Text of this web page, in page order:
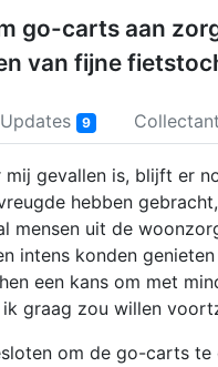
go-carts aan
van fijne
Updates 9
gevallen is, blijft er
hebben
mensen uit de
intens konden
een kans om met
graag zou willen
om de go-carts